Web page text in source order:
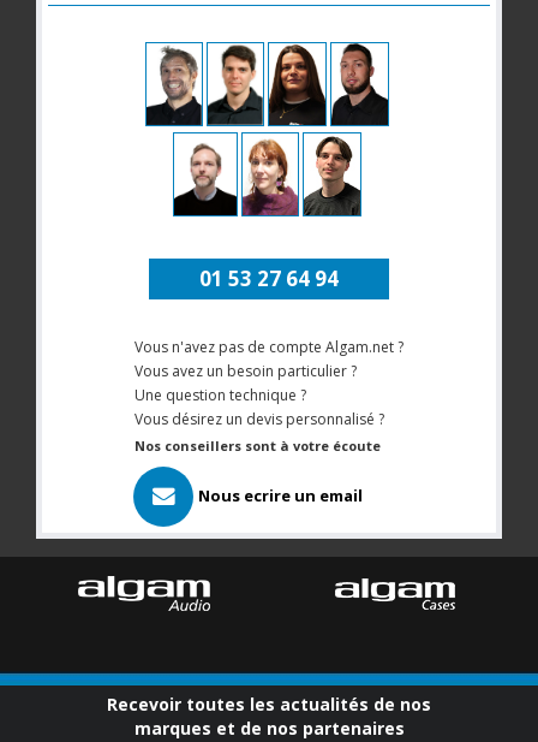
01 53 27 64 94
Vous n'avez pas de compte Algam.net ?
Vous avez un besoin particulier ?
Une question technique ?
Vous désirez un devis personnalisé ?
Nos conseillers sont à votre écoute
Nous ecrire un email
Recevoir toutes les actualités de nos
marques et de nos partenaires